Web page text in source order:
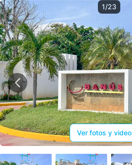
1/23
Ver fotos y video